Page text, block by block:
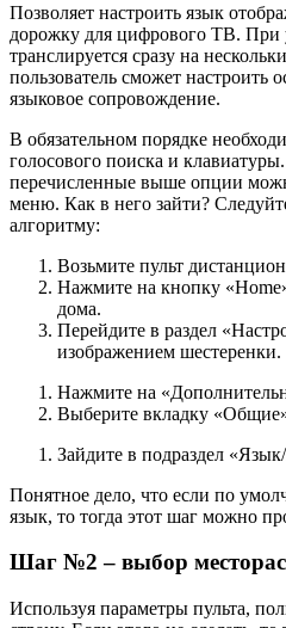
Позволяет настроить язык
дорожку для цифрового ТВ. При
транслируется сразу на
пользователь сможет настроить
языковое сопровождение.
В обязательном порядке
голосового поиска и
перечисленные выше опции
меню. Как в него зайти?
алгоритму:
Возьмите пульт
Нажмите на кнопку
дома.
Перейдите в раздел
изображением шестеренки.
Нажмите на
Выберите вкладку
Зайдите в подраздел
Понятное дело, что если по
язык, то тогда этот шаг можно
Шаг №2 – выбор
Используя параметры пульта,